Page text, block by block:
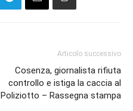
Articolo successivo
Cosenza, giornalista rifiuta
controllo e istiga la caccia al
Poliziotto – Rassegna stampa